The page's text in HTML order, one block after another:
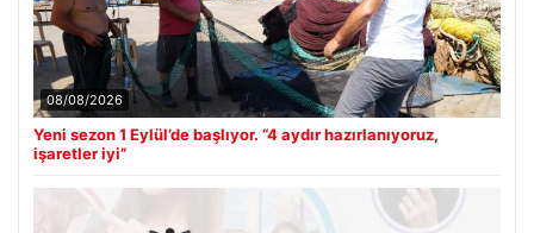
08/08/2026
Yeni sezon 1 Eylül’de başlıyor. “4 aydır hazırlanıyoruz,
işaretler iyi”